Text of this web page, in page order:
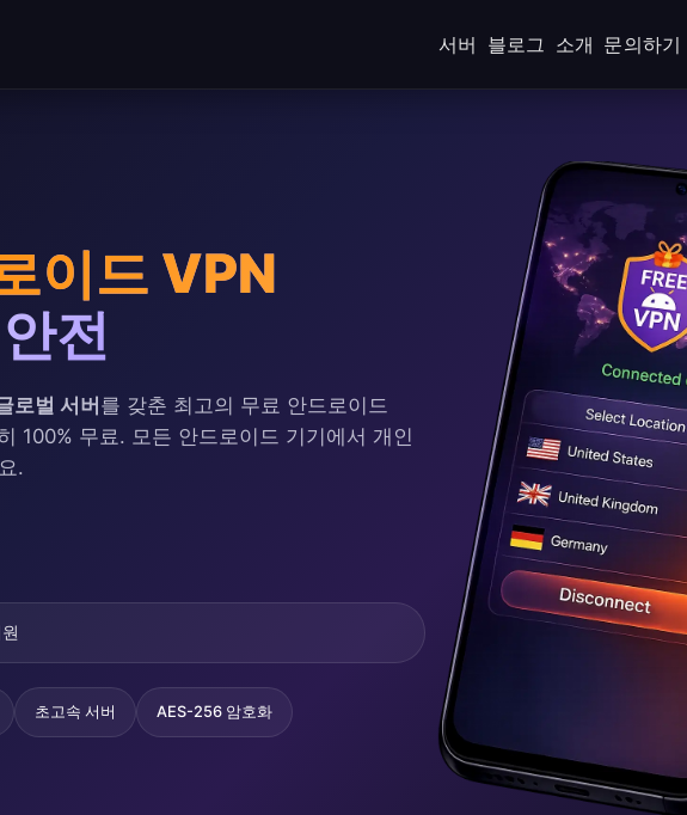
서버 블로그 소개 문의하기
이드 VPN
전
로벌 서버를 갖춘 최고의 무료 안드로이드
100% 무료. 모든 안드로이드 기기에서 개인
.
초고속 서버 AES-256 암호화